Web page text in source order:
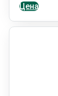
Цена